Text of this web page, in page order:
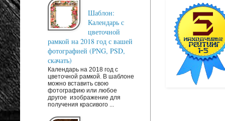
Шаблон:
Календарь с
цветочной
рамкой на 2018 год с вашей
фотографией (PNG, PSD,
скачать)
Календарь на 2018 год с
цветочной рамкой. В шаблоне
можно вставить свою
фотографию или любое
другое изображение для
получения красивого ...